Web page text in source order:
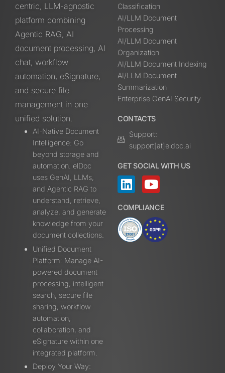
centric, LLM-agnostic
platform combining
Agentic RAG, AI
document processing, AI
chat, workflow
automation, eSignature,
and secure file
management in one
unified solution.
AI-Native Document
Intelligence: Go
beyond storage and
automation. elDoc
uses GenAI, LLMs,
and Agentic RAG to
understand, retrieve,
analyze, and generate
knowledge from your
document collections.
Unified Document
Platform: Manage AI-
powered document
processing, intelligent
search, secure file
sharing, workflow
automation,
collaboration, and
eSignature within one
integrated platform.
Deploy Your Way:
Classification
AI/LLM Document
Processing
AI/LLM Document
Organization
AI/LLM Document Indexing
AI/LLM Document
Summarization
Enterprise GenAI Security
CONTACTS
Support:
support[at]eldoc.ai
GET SOCIAL WITH US
COMPLIANCE